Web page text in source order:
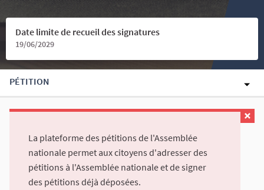
Date limite de recueil des signatures
19/06/2029
PÉTITION
La plateforme des pétitions de l'Assemblée
nationale permet aux citoyens d'adresser des
pétitions à l'Assemblée nationale et de signer
des pétitions déjà déposées.